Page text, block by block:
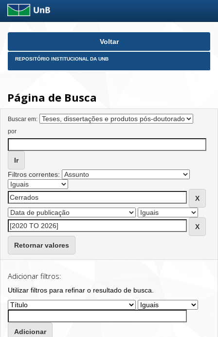
Skip
Voltar
REPOSITÓRIO INSTITUCIONAL DA UNB
Página de Busca
Buscar em:
por
Filtros correntes:
Retornar valores
Adicionar filtros:
Utilizar filtros para refinar o resultado de busca.